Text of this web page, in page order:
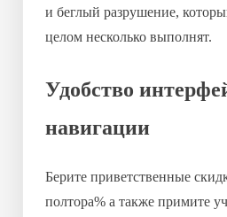
и беглый разрушение,
целом несколько выполнят.
Удобство
навигации
Берите приветственные
полтора% а также примите